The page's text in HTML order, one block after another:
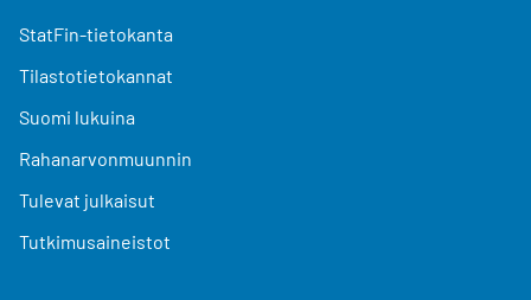
StatFin-tietokanta
Tilastotietokannat
Suomi lukuina
Rahanarvonmuunnin
Tulevat julkaisut
Tutkimusaineistot